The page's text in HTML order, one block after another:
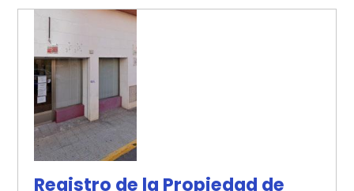
Registro de la Propiedad de